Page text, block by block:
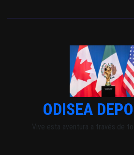
ODISEA
Vive esta aventura a través de